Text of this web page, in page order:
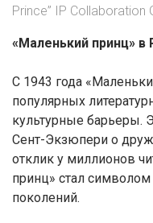
Prince” IP Collaboration
«Маленький принц» в
С 1943 года
популярных
культурные барьеры.
Сент-Экзюпери о
отклик у миллионов
принц» стал
поколений.